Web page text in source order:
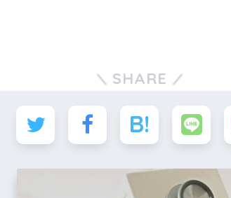
SHARE